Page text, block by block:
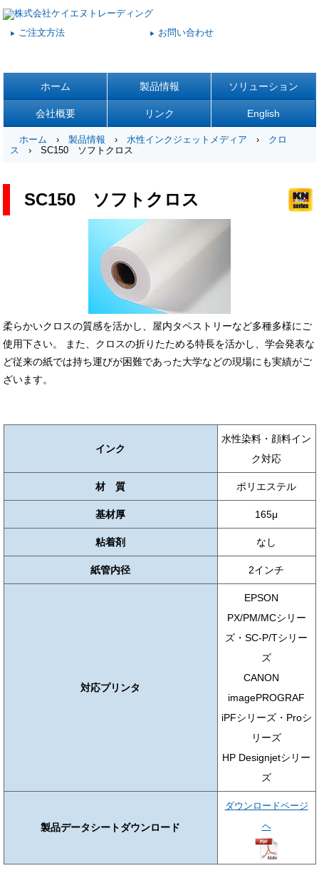
▶ ご注文方法 ▶ お問い合わせ
ホーム 製品情報 ソリューション
会社概要 リンク English
ホーム›製品情報 ›水性インクジェットメディア › クロ
ス › SC150 ソフトクロス
SC150 ソフトクロス
柔らかいクロスの質感を活かし、屋内タペストリーなど多種多様にご
使用下さい。 また、クロスの折りたためる特長を活かし、学会発表な
ど従来の紙では持ち運びが困難であった大学などの現場にも実績がご
ざいます。
インク
水性染料・顔料イン
ク対応
材 質 ポリエステル
基材厚 165μ
粘着剤 なし
紙管内径 2インチ
対応プリンタ
EPSON
PX/PM/MCシリー
ズ・SC-P/Tシリー
ズ
CANON
imagePROGRAF
iPFシリーズ・Proシ
リーズ
HP Designjetシリー
ズ
製品データシートダウンロード
ダウンロードページ
ヘ